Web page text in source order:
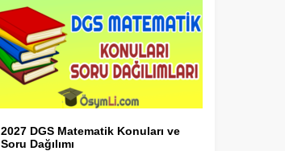
2027 DGS Matematik Konuları ve
Soru Dağılımı